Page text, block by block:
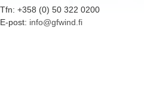
Tfn: +358 (0) 50 322 0200
E-post: info@gfwind.fi